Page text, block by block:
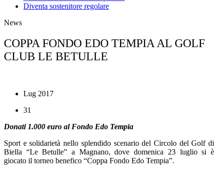
Diventa sostenitore regolare
News
COPPA FONDO EDO TEMPIA AL GOLF
CLUB LE BETULLE
Lug 2017
31
Donati 1.000 euro al Fondo Edo Tempia
Sport e solidarietà nello splendido scenario del Circolo del Golf di
Biella “Le Betulle” a Magnano, dove domenica 23 luglio si è
giocato il torneo benefico “Coppa Fondo Edo Tempia”.